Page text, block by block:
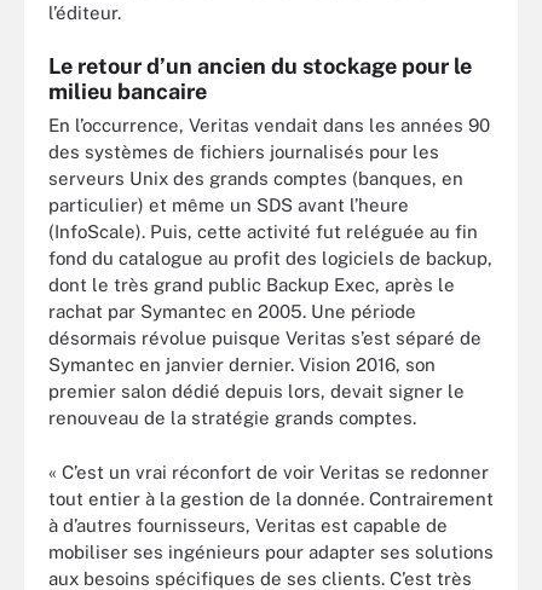
l’éditeur.
Le retour d’un ancien du stockage pour le
milieu bancaire
En l’occurrence, Veritas vendait dans les années 90
des systèmes de fichiers journalisés pour les
serveurs Unix des grands comptes (banques, en
particulier) et même un SDS avant l’heure
(InfoScale). Puis, cette activité fut reléguée au fin
fond du catalogue au profit des logiciels de backup,
dont le très grand public Backup Exec, après le
rachat par Symantec en 2005. Une période
désormais révolue puisque Veritas s’est séparé de
Symantec en janvier dernier. Vision 2016, son
premier salon dédié depuis lors, devait signer le
renouveau de la stratégie grands comptes.
« C’est un vrai réconfort de voir Veritas se redonner
tout entier à la gestion de la donnée. Contrairement
à d’autres fournisseurs, Veritas est capable de
mobiliser ses ingénieurs pour adapter ses solutions
aux besoins spécifiques de ses clients. C’est très